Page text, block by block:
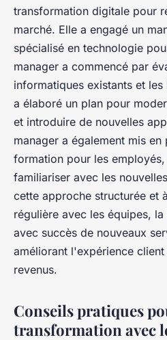
transformation digitale pour
marché. Elle a engagé un
spécialisé en technologie
manager a commencé par
informatiques existants et
a élaboré un plan pour
et introduire de nouvelles
manager a également mis
formation pour les
familiariser avec les
cette approche structurée et
régulière avec les équipes,
avec succès de nouveaux
améliorant l'expérience
revenus.
Conseils pratiques
transformation avec